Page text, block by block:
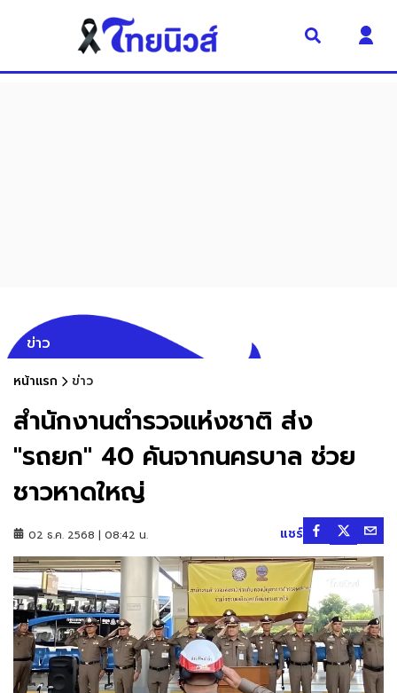
ข่าว
หน้าแรก ข่าว
สำนักงานตำรวจแห่งชาติ ส่ง
"รถยก" 40 คันจากนครบาล ช่วย
ชาวหาดใหญ่
02 ธ.ค. 2568 | 08:42 น. แชร์